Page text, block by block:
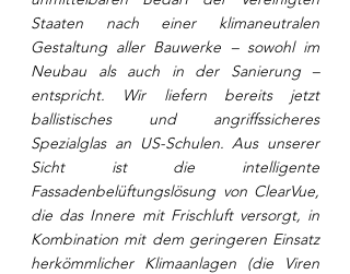
Staaten nach einer klimaneutralen
Gestaltung aller Bauwerke – sowohl im
Neubau als auch in der Sanierung –
entspricht. Wir liefern bereits jetzt
ballistisches und angriffssicheres
Spezialglas an US-Schulen. Aus unserer
Sicht ist die intelligente
Fassadenbelüftungslösung von ClearVue,
die das Innere mit Frischluft versorgt, in
Kombination mit dem geringeren Einsatz
herkömmlicher Klimaanlagen (die Viren